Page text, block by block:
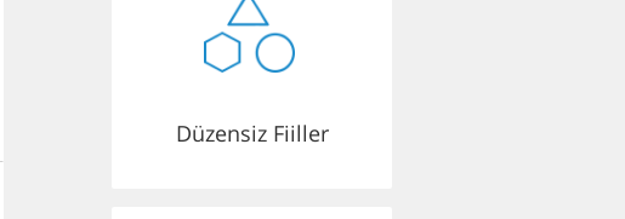
Düzensiz Fiiller